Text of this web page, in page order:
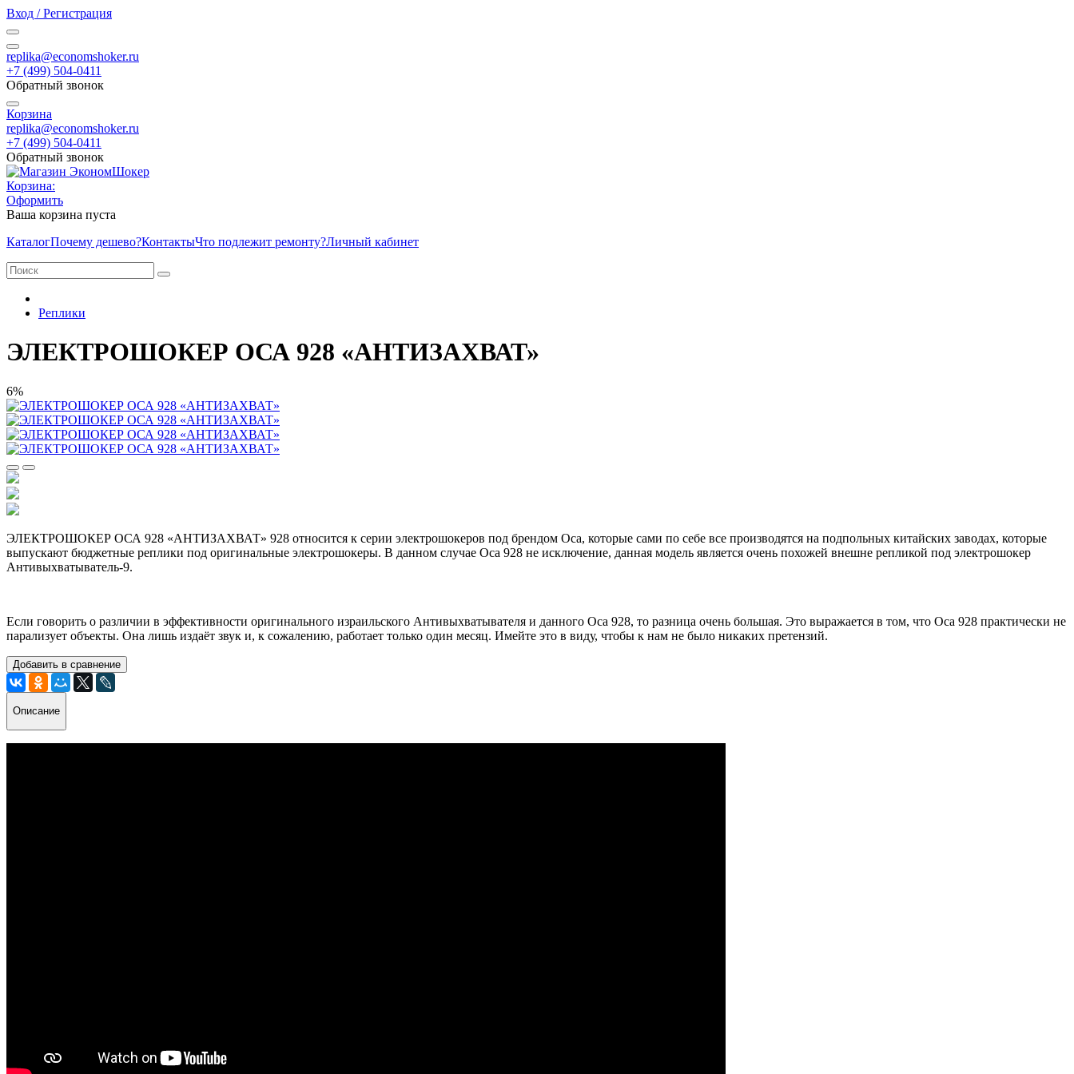
Вход / Регистрация
replika@economshoker.ru
+7 (499) 504-0411
Обратный звонок
Корзина
replika@economshoker.ru
+7 (499) 504-0411
Обратный звонок
Корзина:
Оформить
Ваша корзина пуста
КаталогПочему дешево?КонтактыЧто подлежит ремонту?Личный кабинет
Реплики
ЭЛЕКТРОШОКЕР ОСА 928 «АНТИЗАХВАТ»
6%
ЭЛЕКТРОШОКЕР ОСА 928 «АНТИЗАХВАТ» 928 относится к серии электрошокеров под брендом Оса, которые сами по себе все производятся на подпольных китайских заводах, которые
выпускают бюджетные реплики под оригинальные электрошокеры. В данном случае Оса 928 не исключение, данная модель является очень похожей внешне репликой под электрошокер
Антивыхватыватель-9.
Если говорить о различии в эффективности оригинального израильского Антивыхватывателя и данного Оса 928, то разница очень большая. Это выражается в том, что Оса 928 практически не
парализует объекты. Она лишь издаёт звук и, к сожалению, работает только один месяц. Имейте это в виду, чтобы к нам не было никаких претензий.
Добавить в сравнение
Описание